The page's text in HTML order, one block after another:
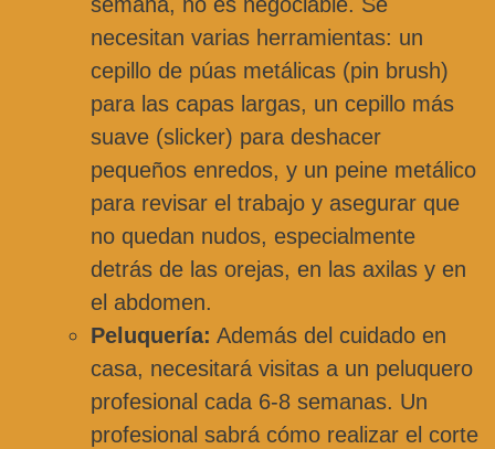
necesitan varias herramientas: un
cepillo de púas metálicas (pin brush)
para las capas largas, un cepillo más
suave (slicker) para deshacer
pequeños enredos, y un peine metálico
para revisar el trabajo y asegurar que
no quedan nudos, especialmente
detrás de las orejas, en las axilas y en
el abdomen.
Peluquería: Además del cuidado en
casa, necesitará visitas a un peluquero
profesional cada 6-8 semanas. Un
profesional sabrá cómo realizar el corte